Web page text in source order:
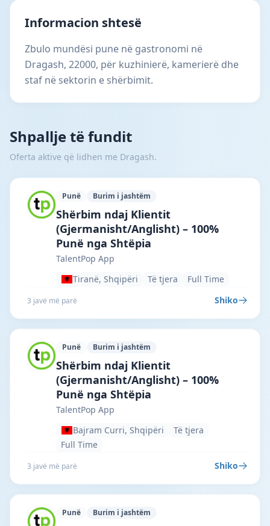
Informacion shtesë
Zbulo mundësi pune në gastronomi në
Dragash, 22000, për kuzhinierë, kamerierë dhe
staf në sektorin e shërbimit.
Shpallje të fundit
Oferta aktive që lidhen me Dragash.
Punë Burim i jashtëm
TalentPop App · Tiranë · #7292 —
Shërbim ndaj Klientit
(Gjermanisht/Anglisht) – 100%
Punë nga Shtëpia
TalentPop App
Tiranë, Shqipëri
Të tjera Full Time
3 javë më parë Shiko
Punë Burim i jashtëm
TalentPop App · Bajram Curri · #7290 —
Shërbim ndaj Klientit
(Gjermanisht/Anglisht) – 100%
Punë nga Shtëpia
TalentPop App
Bajram Curri, Shqipëri
Të tjera
Full Time
3 javë më parë Shiko
Punë Burim i jashtëm